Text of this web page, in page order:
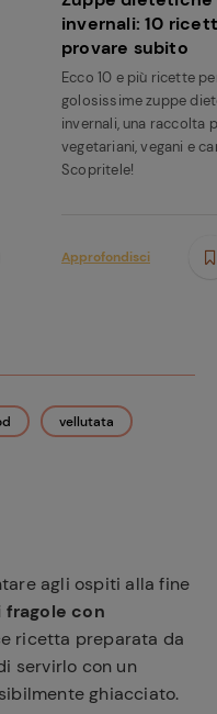
vellutata
agli ospiti alla fine
con
ricetta preparata da
servirlo con un
ghiacciato.
invernali: 10
provare subito
Ecco 10 e più ricette
golosissime zuppe
invernali, una raccolta
vegetariani, vegani e
Scopritele!
Approfondisci